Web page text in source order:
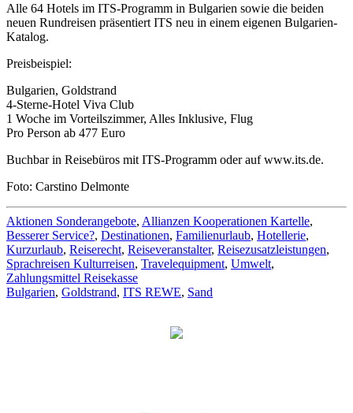
Alle 64 Hotels im ITS-Programm in Bulgarien sowie die beiden
neuen Rundreisen präsentiert ITS neu in einem eigenen Bulgarien-
Katalog.
Preisbeispiel:
Bulgarien, Goldstrand
4-Sterne-Hotel Viva Club
1 Woche im Vorteilszimmer, Alles Inklusive, Flug
Pro Person ab 477 Euro
Buchbar in Reisebüros mit ITS-Programm oder auf www.its.de.
Foto: Carstino Delmonte
Aktionen Sonderangebote, Allianzen Kooperationen Kartelle,
Besserer Service?, Destinationen, Familienurlaub, Hotellerie,
Kurzurlaub, Reiserecht, Reiseveranstalter, Reisezusatzleistungen,
Sprachreisen Kulturreisen, Travelequipment, Umwelt,
Zahlungsmittel Reisekasse
Bulgarien, Goldstrand, ITS REWE, Sand